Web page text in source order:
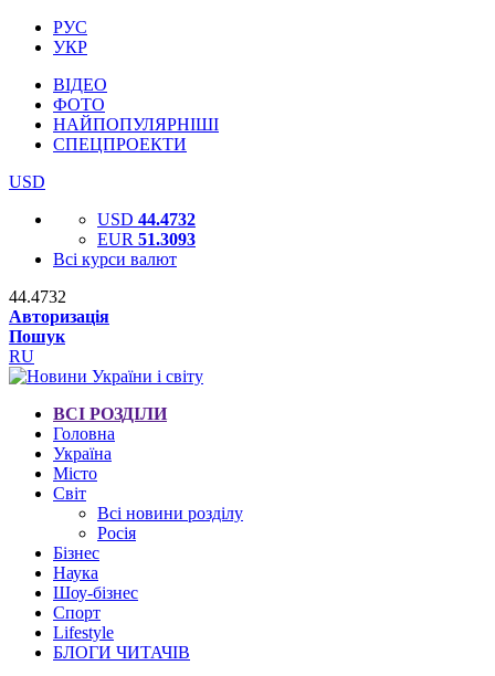
РУС
УКР
ВІДЕО
ФОТО
НАЙПОПУЛЯРНІШІ
СПЕЦПРОЕКТИ
USD
USD 44.4732
EUR 51.3093
Всі курси валют
44.4732
Авторизація
Пошук
RU
ВСІ РОЗДІЛИ
Головна
Україна
Місто
Світ
Всі новини розділу
Росія
Бізнес
Наука
Шоу-бізнес
Спорт
Lifestyle
БЛОГИ ЧИТАЧІВ